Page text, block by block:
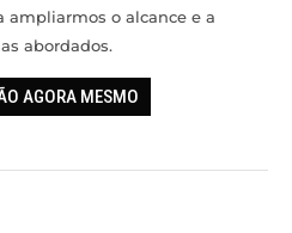
ampliarmos o alcance e a
abordados.
AGORA MESMO